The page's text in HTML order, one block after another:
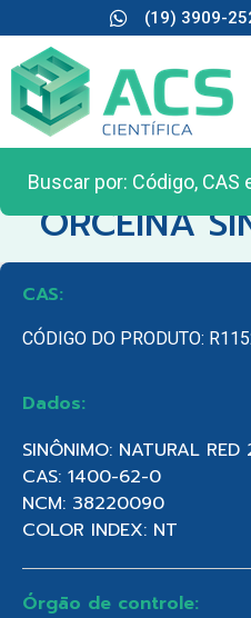
(19) 3909-
CATEGORIA:
ORCEINA
CAS:
CÓDIGO DO PRODUTO:
Dados:
SINÔNIMO: NATURAL RED
CAS: 1400-62-0
NCM: 38220090
COLOR INDEX: NT
Órgão de controle: